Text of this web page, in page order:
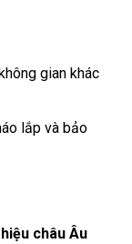
gian khác
lắp và bảo
châu Âu